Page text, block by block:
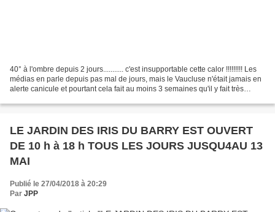
40° à l'ombre depuis 2 jours........... c'est insupportable cette calor !!!!!!!!! Les
médias en parle depuis pas mal de jours, mais le Vaucluse n'était jamais en
alerte canicule et pourtant cela fait au moins 3 semaines qu'il y fait très
LE JARDIN DES IRIS DU BARRY EST OUVERT
DE 10 h à 18 h TOUS LES JOURS JUSQU4AU 13
MAI
Publié le 27/04/2018 à 20:29
Par JPP